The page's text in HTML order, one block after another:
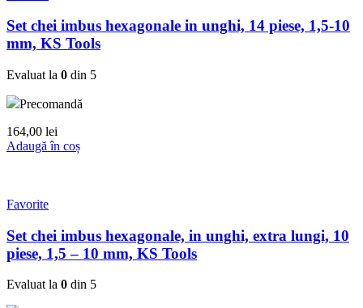
Set chei imbus hexagonale in unghi, 14 piese, 1,5-10
mm, KS Tools
Evaluat la 0 din 5
Precomandă
164,00 lei
Adaugă în coș
Favorite
Set chei imbus hexagonale, in unghi, extra lungi, 10
piese, 1,5 – 10 mm, KS Tools
Evaluat la 0 din 5